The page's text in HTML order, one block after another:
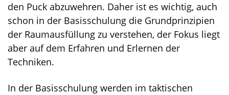
den Puck abzuwehren. Daher ist es wichtig, auch
schon in der Basisschulung die Grundprinzipien
der Raumausfüllung zu verstehen, der Fokus liegt
aber auf dem Erfahren und Erlernen der
Techniken.
In der Basisschulung werden im taktischen